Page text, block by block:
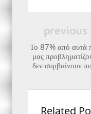
previous
Το 87% από αυτά
μας
δεν συμβαίνουν
Related